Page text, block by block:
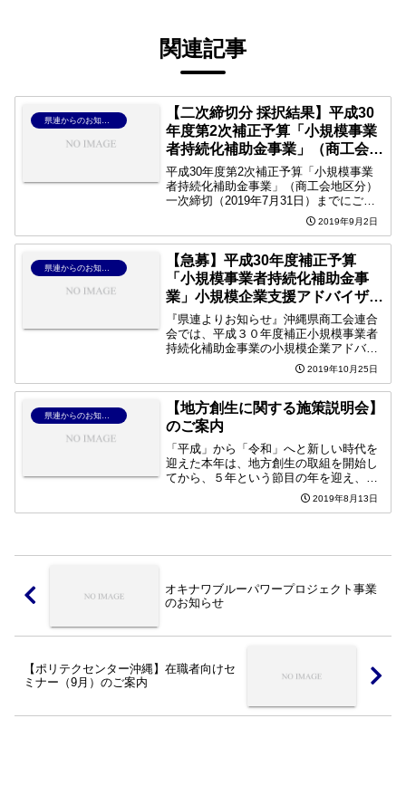
関連記事
県連からのお知らせ
【二次締切分 採択結果】平成30
年度第2次補正予算「小規模事業
者持続化補助金事業」（商工会地
区分）
平成30年度第2次補正予算「小規模事業
者持続化補助金事業」（商工会地区分）
一次締切（2019年7月31日）までにご提
出いただいた申請について採択結果が公
開されております。詳しくは、下記リン
ク先よりご確認ください。二次締切分 採
択者一覧（中小...
2019年9月2日
県連からのお知らせ
【急募】平成30年度補正予算
「小規模事業者持続化補助金事
業」小規模企業支援アドバイザー
募集について
『県連よりお知らせ』沖縄県商工会連合
会では、平成３０年度補正小規模事業者
持続化補助金事業の小規模企業アドバイ
ザーを募集します。【募集人員】 ・コ
ーディネーター１名 【任期（勤務期
間）】 ・2019年11月1日～2020年2月
29日 ※勤務日...
2019年10月25日
県連からのお知らせ
【地方創生に関する施策説明会】
のご案内
「平成」から「令和」へと新しい時代を
迎えた本年は、地方創生の取組を開始し
てから、５年という節目の年を迎え、地
方創生の実現に向けて、極めて重要な１
年です。これまで、全国各地で官民が連
2019年8月13日
オキナワブルーパワープロジェクト事業
のお知らせ
【ポリテクセンター沖縄】在職者向けセ
ミナー（9月）のご案内